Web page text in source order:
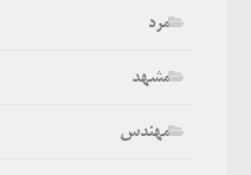
مرد
مشهد
مهندس